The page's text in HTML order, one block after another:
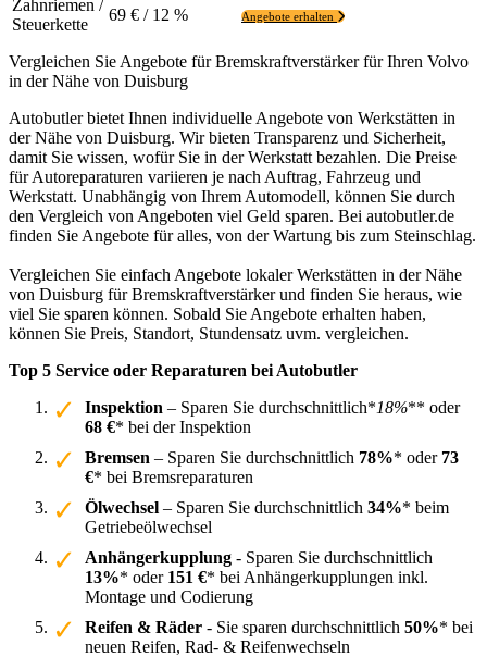
Zahnriemen /
Steuerkette
69 € / 12 % Angebote erhalten
Vergleichen Sie Angebote für Bremskraftverstärker für Ihren Volvo
in der Nähe von Duisburg
Autobutler bietet Ihnen individuelle Angebote von Werkstätten in
der Nähe von Duisburg. Wir bieten Transparenz und Sicherheit,
damit Sie wissen, wofür Sie in der Werkstatt bezahlen. Die Preise
für Autoreparaturen variieren je nach Auftrag, Fahrzeug und
Werkstatt. Unabhängig von Ihrem Automodell, können Sie durch
den Vergleich von Angeboten viel Geld sparen. Bei autobutler.de
finden Sie Angebote für alles, von der Wartung bis zum Steinschlag.
Vergleichen Sie einfach Angebote lokaler Werkstätten in der Nähe
von Duisburg für Bremskraftverstärker und finden Sie heraus, wie
viel Sie sparen können. Sobald Sie Angebote erhalten haben,
können Sie Preis, Standort, Stundensatz uvm. vergleichen.
Top 5 Service oder Reparaturen bei Autobutler
Inspektion – Sparen Sie durchschnittlich*18%** oder
68 €* bei der Inspektion
Bremsen – Sparen Sie durchschnittlich 78%* oder 73
€* bei Bremsreparaturen
Ölwechsel – Sparen Sie durchschnittlich 34%* beim
Getriebeölwechsel
Anhängerkupplung - Sparen Sie durchschnittlich
13%* oder 151 €* bei Anhängerkupplungen inkl.
Montage und Codierung
Reifen & Räder - Sie sparen durchschnittlich 50%* bei
neuen Reifen, Rad- & Reifenwechseln